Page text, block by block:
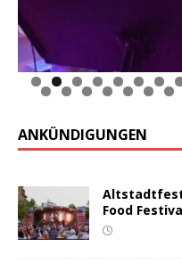
8 9 0 1 2 3 4
ANKÜNDIGUNGEN
Altstadtfest
Food